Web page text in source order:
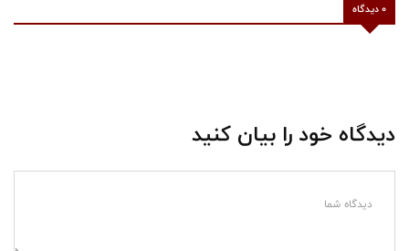
0 دیدگاه
دیدگاه خود را بیان کنید